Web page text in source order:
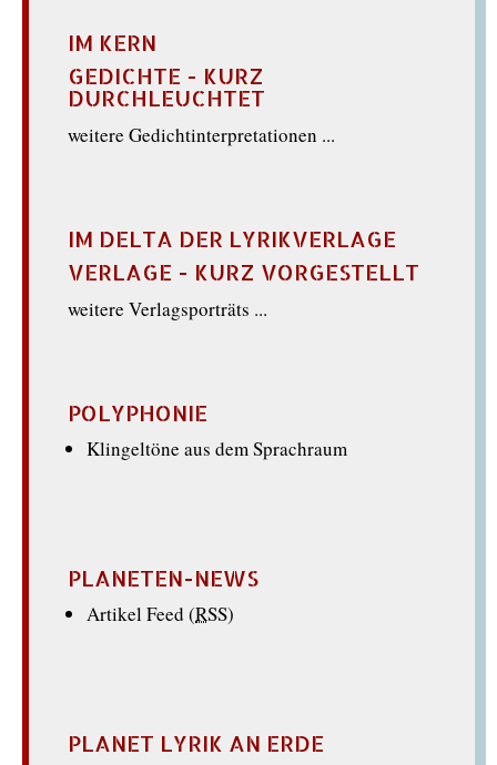
IM KERN
GEDICHTE - KURZ
DURCHLEUCHTET
weitere Gedichtinterpretationen ...
IM DELTA DER LYRIKVERLAGE
VERLAGE - KURZ VORGESTELLT
weitere Verlagsporträts ...
POLYPHONIE
Klingeltöne aus dem Sprachraum
PLANETEN-NEWS
Artikel Feed (RSS)
PLANET LYRIK AN ERDE